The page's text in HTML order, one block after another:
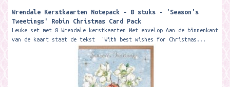
Wrendale Kerstkaarten Notepack - 8 stuks - 'Season's
Tweetings' Robin Christmas Card Pack
Leuke set met 8 Wrendale kerstkaarten Met envelop Aan de binnenkant
van de kaart staat de tekst 'With best wishes for Christmas...